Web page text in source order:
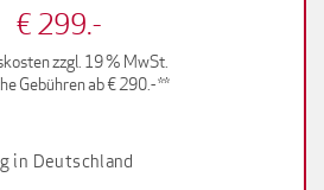
€ 299.-
zzgl. 19 % MwSt.
Gebühren ab € 290.- **
in Deutschland